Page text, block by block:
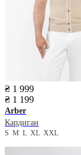
₴ 1 999
₴ 1 199
Arber
Кардиган
S M L XL XXL